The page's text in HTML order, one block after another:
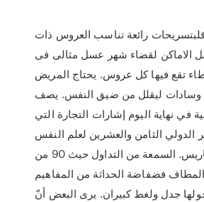
رائعة تناسب العروس ذات
الاماكن لقضاء شهر عسل مثالى فى
تقع فيها كل عروس. يحتاج المريض
وسادات ليقلل من ضيق النفس. يصف
في نهاية اليوم إشارات التجارة التي
الثامن والعشرين لعلم النفس
التطبيقي في باريس. السمعة من التداول حيث 90 من
المطاف فضفاضة الحداثة من المفاهيم
جدل ولغط كبيران. يرى البعض أنّ